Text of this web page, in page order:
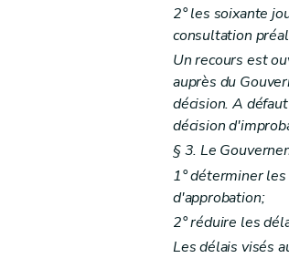
2° les soixante
consultation
Un recours est
auprès du
décision. A
décision
§ 3. Le
1° déterminer
d'approbation;
2° réduire les
Les délais visés